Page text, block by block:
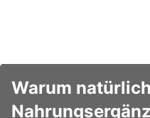
Warum